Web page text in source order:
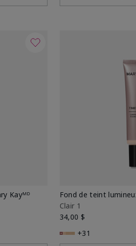
Kayᴹᴰ
Fond de teint
Clair 1
34,00 $
+31